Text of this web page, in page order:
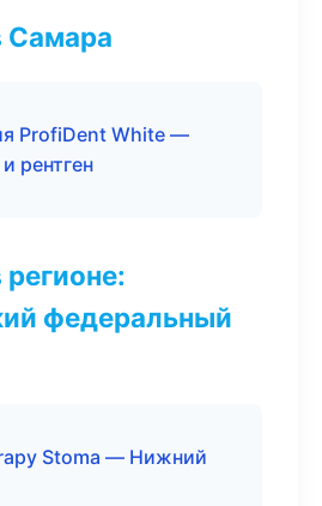
Самара
ProfiDent White —
рентген
федеральный
Stoma — Нижний